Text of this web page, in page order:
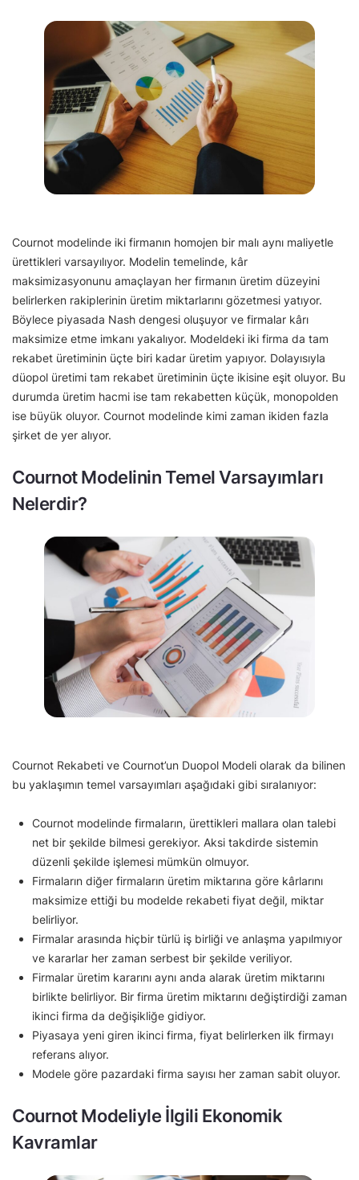
Cournot modelinde iki firmanın homojen bir malı aynı maliyetle
ürettikleri varsayılıyor. Modelin temelinde, kâr
maksimizasyonunu amaçlayan her firmanın üretim düzeyini
belirlerken rakiplerinin üretim miktarlarını gözetmesi yatıyor.
Böylece piyasada Nash dengesi oluşuyor ve firmalar kârı
maksimize etme imkanı yakalıyor. Modeldeki iki firma da tam
rekabet üretiminin üçte biri kadar üretim yapıyor. Dolayısıyla
düopol üretimi tam rekabet üretiminin üçte ikisine eşit oluyor. Bu
durumda üretim hacmi ise tam rekabetten küçük, monopolden
ise büyük oluyor. Cournot modelinde kimi zaman ikiden fazla
şirket de yer alıyor.
Cournot Modelinin Temel Varsayımları
Nelerdir?
Cournot Rekabeti ve Cournot’un Duopol Modeli olarak da bilinen
bu yaklaşımın temel varsayımları aşağıdaki gibi sıralanıyor:
Cournot modelinde firmaların, ürettikleri mallara olan talebi
net bir şekilde bilmesi gerekiyor. Aksi takdirde sistemin
düzenli şekilde işlemesi mümkün olmuyor.
Firmaların diğer firmaların üretim miktarına göre kârlarını
maksimize ettiği bu modelde rekabeti fiyat değil, miktar
belirliyor.
Firmalar arasında hiçbir türlü iş birliği ve anlaşma yapılmıyor
ve kararlar her zaman serbest bir şekilde veriliyor.
Firmalar üretim kararını aynı anda alarak üretim miktarını
birlikte belirliyor. Bir firma üretim miktarını değiştirdiği zaman
ikinci firma da değişikliğe gidiyor.
Piyasaya yeni giren ikinci firma, fiyat belirlerken ilk firmayı
referans alıyor.
Modele göre pazardaki firma sayısı her zaman sabit oluyor.
Cournot Modeliyle İlgili Ekonomik
Kavramlar